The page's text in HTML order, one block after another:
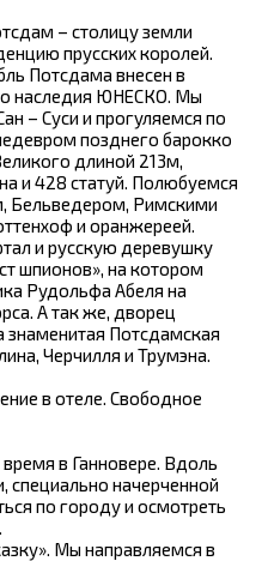
– столицу земли
прусских королей.
Потсдама внесен в
наследия ЮНЕСКО. Мы
– Суси и прогуляемся по
позднего барокко
длиной 213м,
и 428 статуй. Полюбуемся
Бельведером, Римскими
и оранжереей.
и русскую деревушку
шпионов», на котором
Рудольфа Абеля на
А так же, дворец
Потсдамская
Черчилля и Трумэна.
в отеле. Свободное
в Ганновере. Вдоль
специально начерченной
по городу и осмотреть
Мы направляемся в